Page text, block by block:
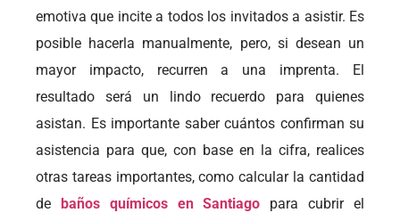
emotiva que incite a todos los invitados a asistir. Es
posible hacerla manualmente, pero, si desean un
mayor impacto, recurren a una imprenta. El
resultado será un lindo recuerdo para quienes
asistan. Es importante saber cuántos confirman su
asistencia para que, con base en la cifra, realices
otras tareas importantes, como calcular la cantidad
de baños químicos en Santiago para cubrir el